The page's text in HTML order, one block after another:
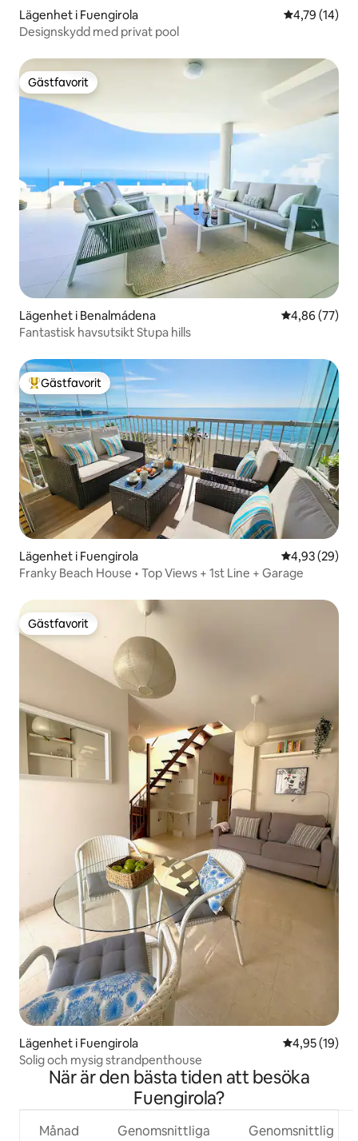
Lägenhet i Fuengirola 4,79 av 5 i
4,79 (14)
Designskydd med privat pool
Gästfavorit
Gästfavorit
Lägenhet i Benalmádena 4,86 av 5 i
4,86 (77)
Fantastisk havsutsikt Stupa hills
Populär gästfavorit
Gästfavorit
Lägenhet i Fuengirola 4,93 av 5 i
4,93 (29)
Franky Beach House • Top Views + 1st Line + Garage
Gästfavorit
Gästfavorit
Lägenhet i Fuengirola 4,95 av 5 i
4,95 (19)
Solig och mysig strandpenthouse
När är den bästa tiden att besöka
Fuengirola?
Månad
Genomsnittliga
Genomsnittlig